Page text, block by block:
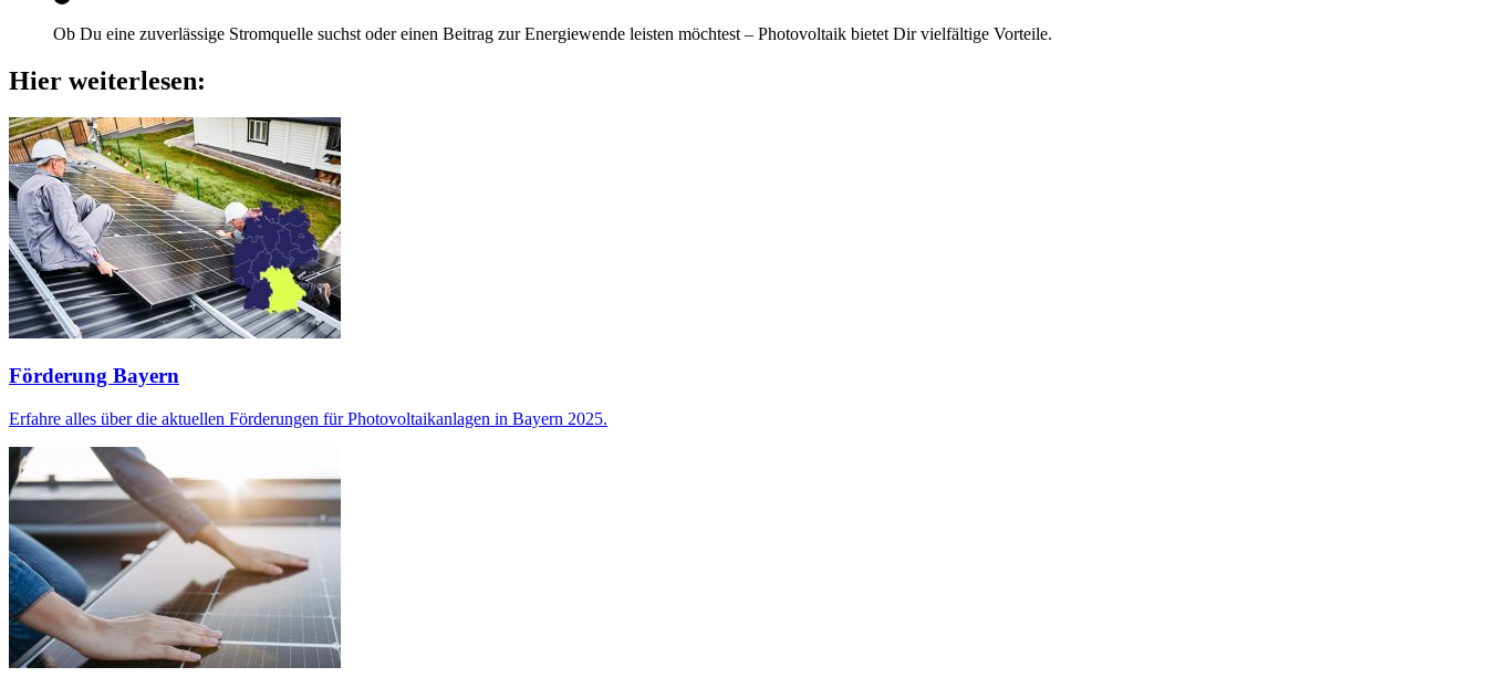
Ob Du eine zuverlässige Stromquelle suchst oder einen Beitrag zur Energiewende leisten möchtest – Photovoltaik bietet Dir vielfältige Vorteile.
Hier weiterlesen:
Förderung Bayern
Erfahre alles über die aktuellen Förderungen für Photovoltaikanlagen in Bayern 2025.